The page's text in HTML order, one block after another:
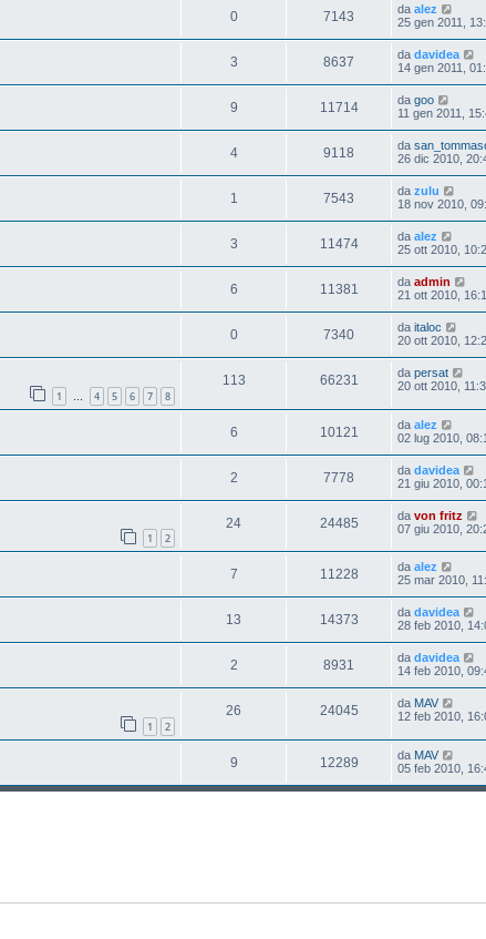
0 7143 da alez
25 gen 2011,
3 8637 da davidea
14 gen 2011,
9 11714 da goo
11 gen 2011,
4 9118 da
26 dic 2010,
1 7543 da zulu
18 nov 2010,
3 11474 da alez
25 ott 2010,
6 11381 da admin
21 ott 2010,
0 7340 da italoc
20 ott 2010,
1 … 4 5 6 7 8
113 66231 da persat
20 ott 2010,
6 10121 da alez
02 lug 2010,
2 7778 da davidea
21 giu 2010,
1 2
24 24485 da von fritz
07 giu 2010,
7 11228 da alez
25 mar 2010,
13 14373 da davidea
28 feb 2010,
2 8931 da davidea
14 feb 2010,
1 2
26 24045 da MAV
12 feb 2010,
9 12289 da MAV
05 feb 2010,